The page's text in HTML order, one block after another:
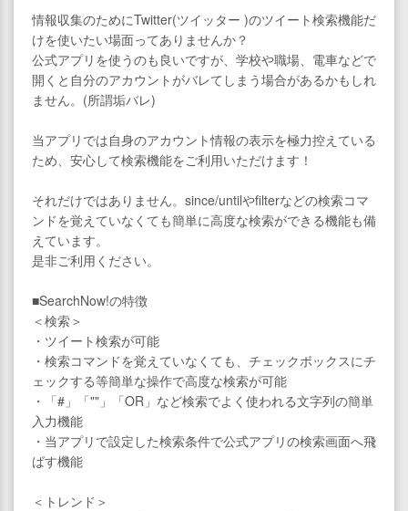
情報収集のためにTwitter(ツイッター )のツイート検索機能だ
けを使いたい場面ってありませんか？
公式アプリを使うのも良いですが、学校や職場、電車などで
開くと自分のアカウントがバレてしまう場合があるかもしれ
ません。(所謂垢バレ)
当アプリでは自身のアカウント情報の表示を極力控えている
ため、安心して検索機能をご利用いただけます！
それだけではありません。since/untilやfilterなどの検索コマ
ンドを覚えていなくても簡単に高度な検索ができる機能も備
えています。
是非ご利用ください。
■SearchNow!の特徴
＜検索＞
・ツイート検索が可能
・検索コマンドを覚えていなくても、チェックボックスにチ
ェックする等簡単な操作で高度な検索が可能
・「#」「""」「OR」など検索でよく使われる文字列の簡単
入力機能
・当アプリで設定した検索条件で公式アプリの検索画面へ飛
ばす機能
＜トレンド＞